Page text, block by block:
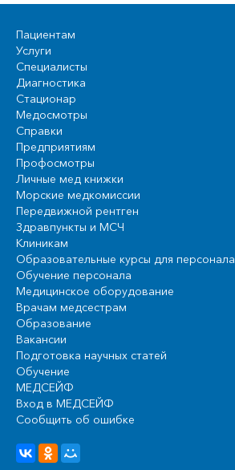
Пациентам
Услуги
Специалисты
Диагностика
Стационар
Медосмотры
Справки
Предприятиям
Профосмотры
Личные мед книжки
Морские медкомиссии
Передвижной рентген
Здравпункты и МСЧ
Клиникам
Образовательные курсы для персонала
Обучение персонала
Медицинское оборудование
Врачам медсестрам
Образование
Вакансии
Подготовка научных статей
Обучение
МЕДСЕЙФ
Вход в МЕДСЕЙФ
Сообщить об ошибке